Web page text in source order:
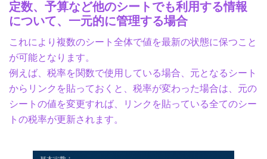
定数、予算など他のシートでも利用する情報
について、一元的に管理する場合
これにより複数のシート全体で値を最新の状態に保つこと
が可能となります。
例えば、税率を関数で使用している場合、元となるシート
からリンクを貼っておくと、税率が変わった場合は、元の
シートの値を変更すれば、リンクを貼っている全てのシー
トの税率が更新されます。